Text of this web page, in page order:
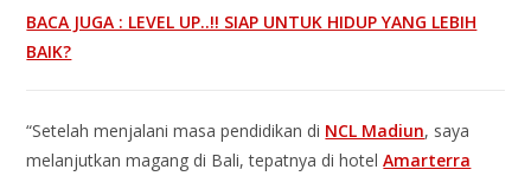
BACA JUGA : LEVEL UP..!! SIAP UNTUK HIDUP YANG LEBIH
BAIK?
“Setelah menjalani masa pendidikan di NCL Madiun, saya
melanjutkan magang di Bali, tepatnya di hotelAmarterra